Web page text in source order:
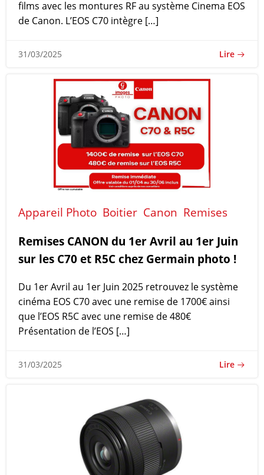
films avec les montures RF au système Cinema EOS
de Canon. L’EOS C70 intègre […]
31/03/2025 Lire
Appareil Photo Boitier Canon Remises
Remises CANON du 1er Avril au 1er Juin
sur les C70 et R5C chez Germain photo !
Du 1er Avril au 1er Juin 2025 retrouvez le système
cinéma EOS C70 avec une remise de 1700€ ainsi
que l’EOS R5C avec une remise de 480€
Présentation de l’EOS […]
31/03/2025 Lire